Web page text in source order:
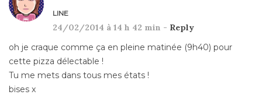
LINE
24/02/2014 à 14 h 42 min - Reply
oh je craque comme ça en pleine matinée (9h40) pour
cette pizza délectable !
Tu me mets dans tous mes états !
bises x